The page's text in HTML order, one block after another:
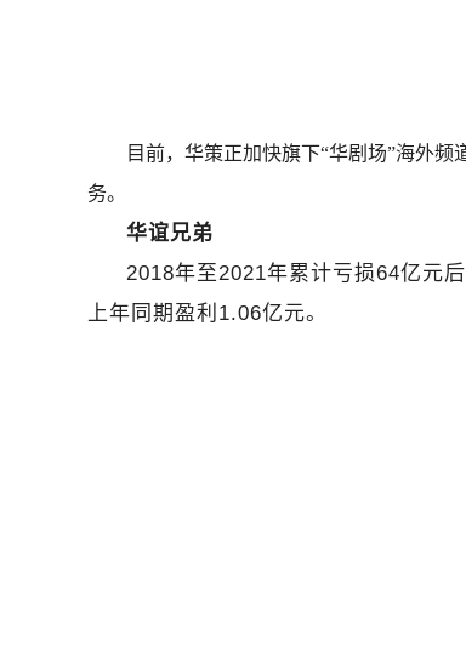
目前，华策正加快旗下“华剧场”海外
务。
华谊兄弟
2018年至2021年累计亏损64亿元
上年同期盈利1.06亿元。